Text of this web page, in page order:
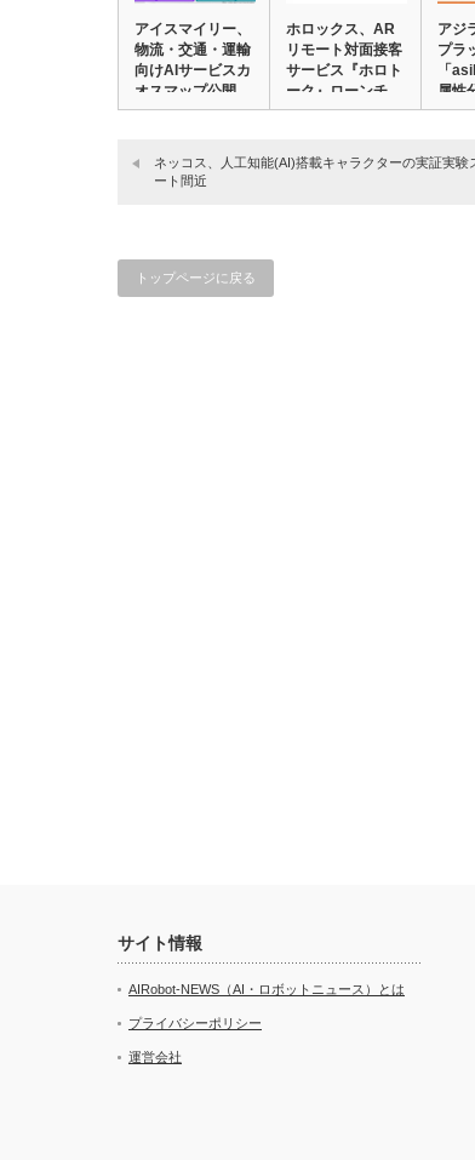
アイスマイリー、
物流・交通・運輸
向けAIサービスカ
オスマップ公開…
ホロックス、AR
リモート対面接客
サービス『ホロト
ーク』ローンチ
アジ
プラ
「
属性
ネッコス、人工知能(AI)搭載キャラクターの実証実験
ート間近
トップページに戻る
サイト情報
AIRobot-NEWS（AI・ロボットニュース）とは
プライバシーポリシー
運営会社